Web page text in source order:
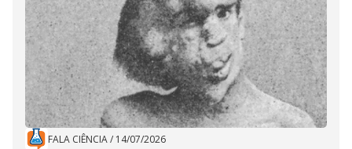
FALA CIÊNCIA/ 14/07/2026